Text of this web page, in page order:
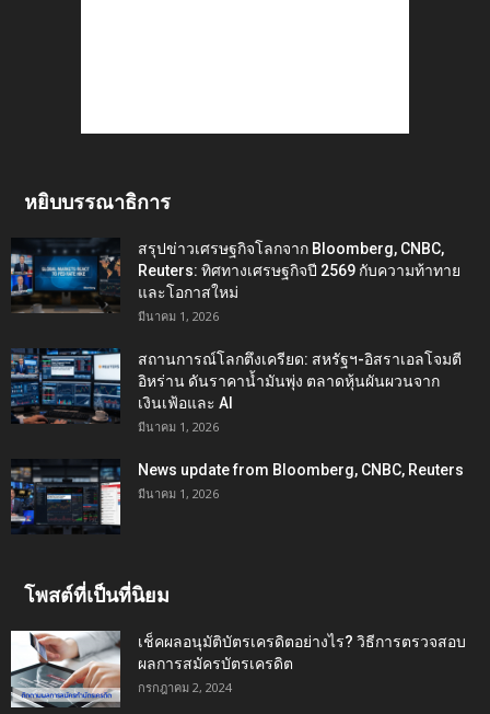
หยิบบรรณาธิการ
สรุปข่าวเศรษฐกิจโลกจาก Bloomberg, CNBC,
Reuters: ทิศทางเศรษฐกิจปี 2569 กับความท้าทาย
และโอกาสใหม่
มีนาคม 1, 2026
สถานการณ์โลกตึงเครียด: สหรัฐฯ-อิสราเอลโจมตี
อิหร่าน ดันราคาน้ำมันพุ่ง ตลาดหุ้นผันผวนจาก
เงินเฟ้อและ AI
มีนาคม 1, 2026
News update from Bloomberg, CNBC, Reuters
มีนาคม 1, 2026
โพสต์ที่เป็นที่นิยม
เช็คผลอนุมัติบัตรเครดิตอย่างไร? วิธีการตรวจสอบ
ผลการสมัครบัตรเครดิต
กรกฎาคม 2, 2024